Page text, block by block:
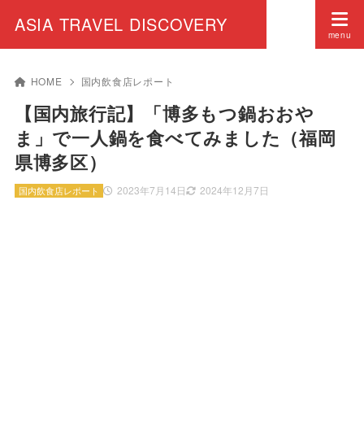
ASIA TRAVEL DISCOVERY
HOME 国内飲食店レポート
【国内旅行記】「博多もつ鍋おおや
ま」で一人鍋を食べてみました（福岡
県博多区）
2023年7月14日 2024年12月7日
国内飲食店レポート